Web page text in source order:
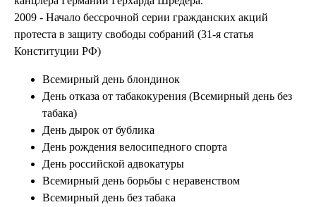
2009 - Начало бессрочной серии гражданских акций
протеста в защиту свободы собраний (31-я статья
Конституции РФ)
Всемирный день блондинок
День отказа от табакокурения (Всемирный день без
табака)
День дырок от бублика
День рождения велосипедного спорта
День российской адвокатуры
Всемирный день борьбы с неравенством
Всемирный день без табака